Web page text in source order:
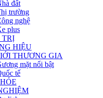
đất
trường
nghệ
plus
TRỊ
HIỆU
THƯƠNG GIA
mặt nổi bật
tế